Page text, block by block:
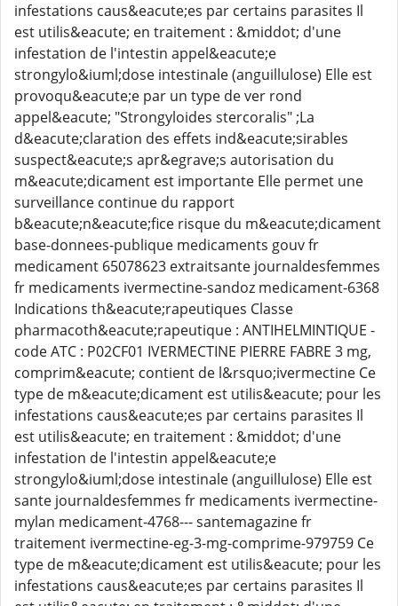
infestations caus&eacute;es par certains parasites Il
est utilis&eacute; en traitement : &middot; d'une
infestation de l'intestin appel&eacute;e
strongylo&iuml;dose intestinale (anguillulose) Elle est
provoqu&eacute;e par un type de ver rond
appel&eacute; "Strongyloides stercoralis" ;La
d&eacute;claration des effets ind&eacute;sirables
suspect&eacute;s apr&egrave;s autorisation du
m&eacute;dicament est importante Elle permet une
surveillance continue du rapport
b&eacute;n&eacute;fice risque du m&eacute;dicament
base-donnees-publique medicaments gouv fr
medicament 65078623 extraitsante journaldesfemmes
fr medicaments ivermectine-sandoz medicament-6368
Indications th&eacute;rapeutiques Classe
pharmacoth&eacute;rapeutique : ANTIHELMINTIQUE -
code ATC : P02CF01 IVERMECTINE PIERRE FABRE 3 mg,
comprim&eacute; contient de l&rsquo;ivermectine Ce
type de m&eacute;dicament est utilis&eacute; pour les
infestations caus&eacute;es par certains parasites Il
est utilis&eacute; en traitement : &middot; d'une
infestation de l'intestin appel&eacute;e
strongylo&iuml;dose intestinale (anguillulose) Elle est
sante journaldesfemmes fr medicaments ivermectine-
mylan medicament-4768--- santemagazine fr
traitement ivermectine-eg-3-mg-comprime-979759 Ce
type de m&eacute;dicament est utilis&eacute; pour les
infestations caus&eacute;es par certains parasites Il